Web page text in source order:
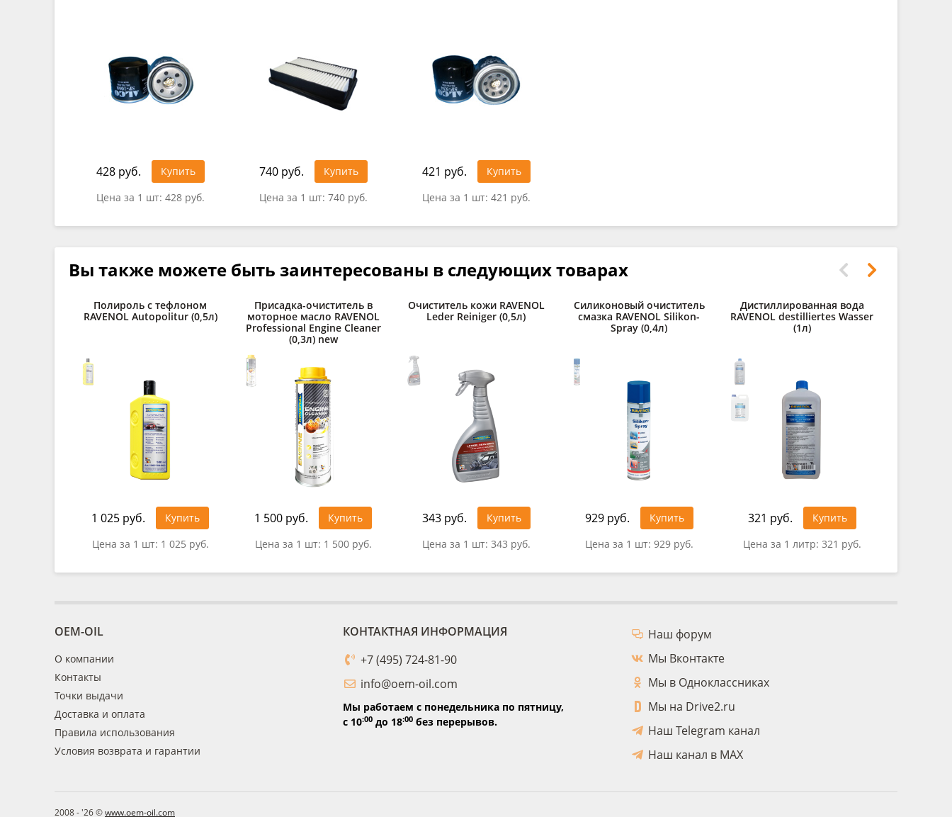
428 руб.
Купить
Цена за 1 шт: 428 руб.
740 руб.
Купить
Цена за 1 шт: 740 руб.
421 руб.
Купить
Цена за 1 шт: 421 руб.
Вы также можете быть заинтересованы в следующих товарах
Полироль с тефлоном
RAVENOL Autopolitur (0,5л)
1 025 руб.
Купить
Цена за 1 шт: 1 025 руб.
Присадка-очиститель в
моторное масло RAVENOL
Professional Engine Cleaner
(0,3л) new
1 500 руб.
Купить
Цена за 1 шт: 1 500 руб.
Очиститель кожи RAVENOL
Leder Reiniger (0,5л)
343 руб.
Купить
Цена за 1 шт: 343 руб.
Силиконовый очиститель
смазка RAVENOL Silikon-
Spray (0,4л)
929 руб.
Купить
Цена за 1 шт: 929 руб.
Дистиллированная вода
RAVENOL destilliertes Wasser
(1л)
321 руб.
Купить
Цена за 1 литр: 321 руб.
OEM-OIL
О компании
Контакты
Точки выдачи
Доставка и оплата
Правила использования
Условия возврата и гарантии
КОНТАКТНАЯ ИНФОРМАЦИЯ
+7 (495) 724-81-90
info@oem-oil.com
Мы работаем с понедельника по пятницу,
с 10:00до 18:00без перерывов.
Наш форум
Мы Вконтакте
Мы в Одноклассниках
Мы на Drive2.ru
Наш Telegram канал
Наш канал в MAX
2008 - '26 ©www.oem-oil.com